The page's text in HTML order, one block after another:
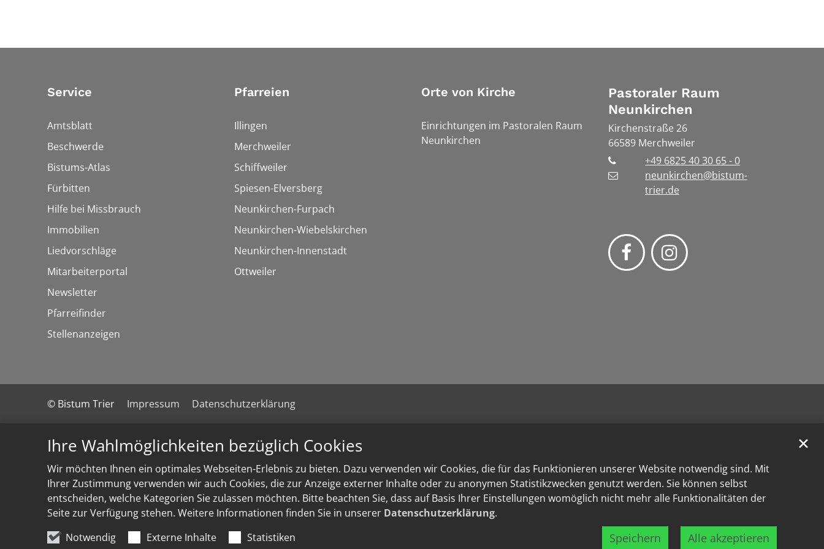
Ihre Wahlmöglichkeiten bezüglich Cookies
Wir möchten Ihnen ein optimales Webseiten-Erlebnis zu bieten. Dazu verwenden wir Cookies, die für das Funktionieren unserer Website notwendig sind. Mit
Ihrer Zustimmung verwenden wir auch Cookies, die zur Anzeige externer Inhalte oder zu anonymen Statistikzwecken genutzt werden. Sie können selbst
entscheiden, welche Kategorien Sie zulassen möchten. Bitte beachten Sie, dass auf Basis Ihrer Einstellungen womöglich nicht mehr alle Funktionalitäten der
Seite zur Verfügung stehen. Weitere Informationen finden Sie in unserer Datenschutzerklärung.
Notwendig
Externe Inhalte Statistiken Speichern Alle akzeptieren
✕
Service
Amtsblatt
Beschwerde
Bistums-Atlas
Fürbitten
Hilfe bei Missbrauch
Immobilien
Liedvorschläge
Mitarbeiterportal
Newsletter
Pfarreifinder
Stellenanzeigen
Pfarreien
Illingen
Merchweiler
Schiffweiler
Spiesen-Elversberg
Neunkirchen-Furpach
Neunkirchen-Wiebelskirchen
Neunkirchen-Innenstadt
Ottweiler
Orte von Kirche
Einrichtungen im Pastoralen Raum
Neunkirchen
Pastoraler Raum
Neunkirchen
Kirchenstraße 26
66589 Merchweiler
+49 6825 40 30 65 - 0
neunkirchen@bistum-
trier.de
© Bistum Trier Impressum Datenschutzerklärung